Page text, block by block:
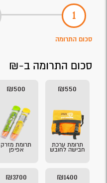
סכום התרומה
סכום התרומה ב-₪
₪550
תרומת ערכת
חבישה לחובש
₪500
תרומת מזרק
אפיפן
₪1400
₪3700